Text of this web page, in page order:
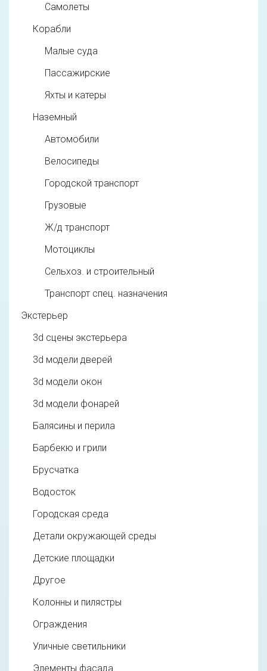
Самолеты
Корабли
Малые суда
Пассажирские
Яхты и катеры
Наземный
Автомобили
Велосипеды
Городской транспорт
Грузовые
Ж/д транспорт
Мотоциклы
Сельхоз. и строительный
Транспорт спец. назначения
Экстерьер
3d cцены экстерьера
3d модели дверей
3d модели окон
3d модели фонарей
Балясины и перила
Барбекю и грили
Брусчатка
Водосток
Городская среда
Детали окружающей среды
Детские площадки
Другое
Колонны и пилястры
Ограждения
Уличные светильники
Элементы фасада